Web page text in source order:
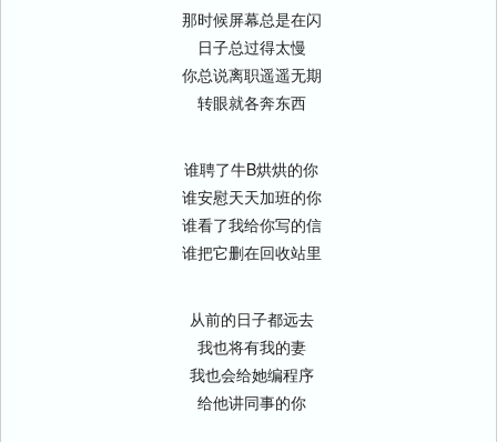
那时候屏幕总是在闪
日子总过得太慢
你总说离职遥遥无期
转眼就各奔东西
谁聘了牛B烘烘的你
谁安慰天天加班的你
谁看了我给你写的信
谁把它删在回收站里
从前的日子都远去
我也将有我的妻
我也会给她编程序
给他讲同事的你